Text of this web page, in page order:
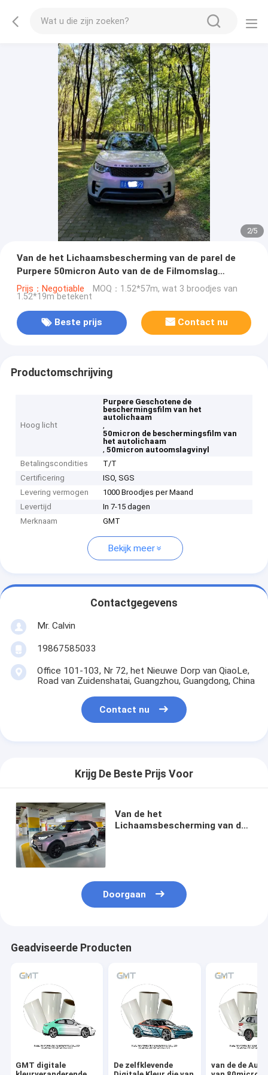
2/5
Van de het Lichaamsbescherming van de parel de
Purpere 50micron Auto van de de Filmomslag
VinylVrije Luchtbel
Prijs：Negotiable MOQ：1.52*57m, wat 3 broodjes van
1.52*19m betekent
Beste prijs Contact nu
Productomschrijving
Hoog licht
Purpere Geschotene de
beschermingsfilm van het
autolichaam
,
50micron de beschermingsfilm van
het autolichaam
,50micron autoomslagvinyl
Betalingscondities
T/T
Certificering
ISO, SGS
Levering vermogen
1000 Broodjes per Maand
Levertijd
In 7-15 dagen
Merknaam
GMT
Bekijk meer
Contactgegevens
Mr. Calvin
19867585033
Office 101-103, Nr 72, het Nieuwe Dorp van QiaoLe,
Road van Zuidenshatai, Guangzhou, Guangdong, China
Contact nu
Krijg De Beste Prijs Voor
Van de het
Lichaamsbescherming van de
Doorgaan
Geadviseerde Producten
GMT digitale
De zelfklevende
van de de